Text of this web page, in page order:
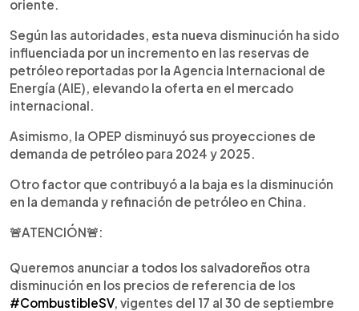
oriente.
Según las autoridades, esta nueva disminución ha sido
influenciada por un incremento en las reservas de
petróleo reportadas por la Agencia Internacional de
Energía (AIE), elevando la oferta en el mercado
internacional.
Asimismo, la OPEP disminuyó sus proyecciones de
demanda de petróleo para 2024 y 2025.
Otro factor que contribuyó a la baja es la disminución
en la demanda y refinación de petróleo en China.
🚨ATENCIÓN🚨:
Queremos anunciar a todos los salvadoreños otra
disminución en los precios de referencia de los
#CombustibleSV, vigentes del 17 al 30 de septiembre